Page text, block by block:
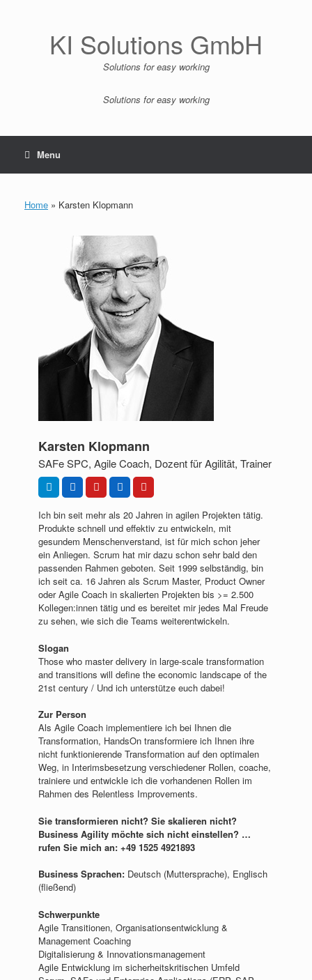
KI Solutions GmbH
Solutions for easy working
Solutions for easy working
Menu
Home » Karsten Klopmann
Karsten Klopmann
SAFe SPC, Agile Coach, Dozent für Agilität, Trainer
Ich bin seit mehr als 20 Jahren in agilen Projekten tätig.
Produkte schnell und effektiv zu entwickeln, mit
gesundem Menschenverstand, ist für mich schon jeher
ein Anliegen. Scrum hat mir dazu schon sehr bald den
passenden Rahmen geboten. Seit 1999 selbständig, bin
ich seit ca. 16 Jahren als Scrum Master, Product Owner
oder Agile Coach in skalierten Projekten bis >= 2.500
Kollegen:innen tätig und es bereitet mir jedes Mal Freude
zu sehen, wie sich die Teams weiterentwickeln.
Slogan
Those who master delivery in large-scale transformation
and transitions will define the economic landscape of the
21st century / Und ich unterstütze euch dabei!
Zur Person
Als Agile Coach implementiere ich bei Ihnen die
Transformation, HandsOn transformiere ich Ihnen ihre
nicht funktionierende Transformation auf den optimalen
Weg, in Interimsbesetzung verschiedener Rollen, coache,
trainiere und entwickle ich die vorhandenen Rollen im
Rahmen des Relentless Improvements.
Sie transformieren nicht? Sie skalieren nicht?
Business Agility möchte sich nicht einstellen? …
rufen Sie mich an: +49 1525 4921893
Business Sprachen: Deutsch (Muttersprache), Englisch
(fließend)
Schwerpunkte
Agile Transitionen, Organisationsentwicklung &
Management Coaching
Digitalisierung & Innovationsmanagement
Agile Entwicklung im sicherheitskritischen Umfeld